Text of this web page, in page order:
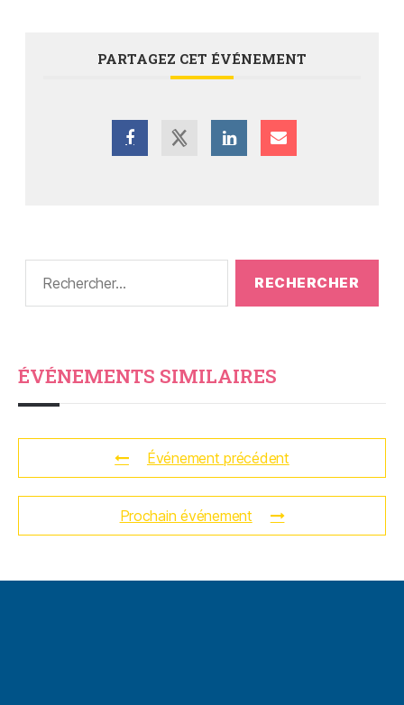
PARTAGEZ CET ÉVÉNEMENT
ÉVÉNEMENTS SIMILAIRES
Événement précédent
Prochain événement